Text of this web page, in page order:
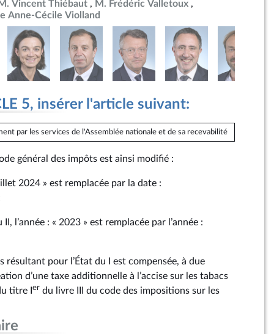
Vincent Thiébaut
M. Frédéric Valletoux
Anne-Cécile Violland
5, insérer l'article suivant:
par les services de l'Assemblée nationale et de sa recevabilité
général des impôts est ainsi modifié :
2024 » est remplacée par la date :
l’année : « 2023 » est remplacée par l’année :
résultant pour l’État du I est compensée, à due
d’une taxe additionnelle à l’accise sur les tabacs
titre Ier du livre III du code des impositions sur les